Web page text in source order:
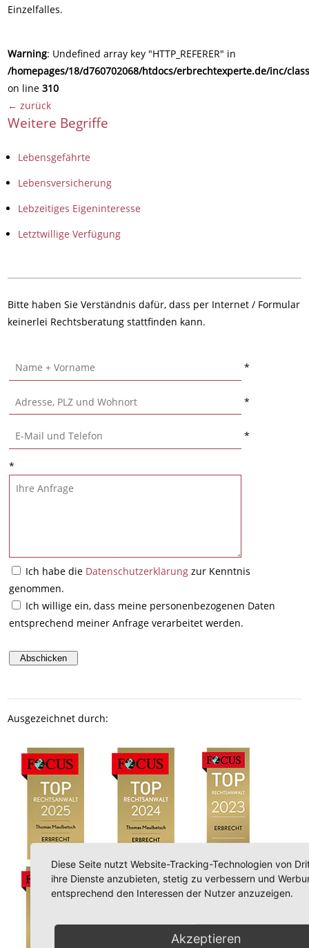
Einzelfalles.
Warning: Undefined array key "HTTP_REFERER" in
/homepages/18/d760702068/htdocs/erbrechtexperte.de/inc/
on line310
← zurück
Weitere Begriffe
Lebensgefährte
Lebensversicherung
Lebzeitiges Eigeninteresse
Letztwillige Verfügung
Bitte haben Sie Verständnis dafür, dass per Internet / Formular
keinerlei Rechtsberatung stattfinden kann.
*
*
*
*
Ich habe die Datenschutzerklärung zur Kenntnis
genommen.
Ich willige ein, dass meine personenbezogenen Daten
entsprechend meiner Anfrage verarbeitet werden.
Ausgezeichnet durch:
Diese Seite nutzt Website-Tracking-Technologien von
ihre Dienste anzubieten, stetig zu verbessern und
entsprechend den Interessen der Nutzer anzuzeigen.
Akzeptieren